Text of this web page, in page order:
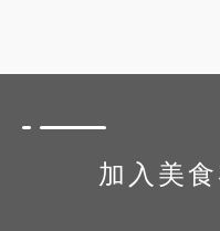
加入美